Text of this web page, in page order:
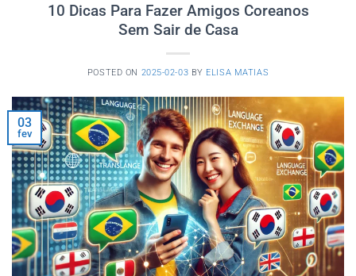
10 Dicas Para Fazer Amigos Coreanos
Sem Sair de Casa
POSTED ON 2025-02-03 BY ELISA MATIAS
03
fev